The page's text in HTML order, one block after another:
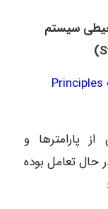
سیستم
)
پارامترها و
حال تعامل بوده